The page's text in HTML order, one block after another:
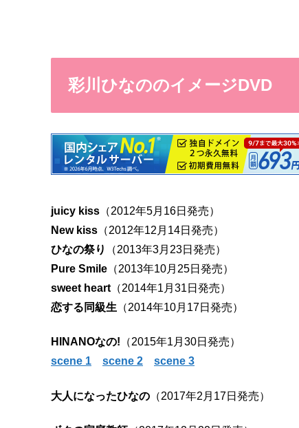
彩川ひなののイメージDVD
juicy kiss （2012年5月16日発売）
New kiss （2012年12月14日発売）
ひなの祭り
（2013年3月23日発売）
Pure Smile （2013年10月25日発売）
sweet heart （2014年1月31日発売）
恋する同級生 （2014年10月17日発売）
HINANOなの! （2015年1月30日発売）
scene 1
scene 2 scene 3
大人になったひなの （2017年2月17日発売）